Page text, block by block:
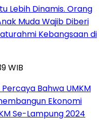
Lebih Dinamis. Orang
Muda Wajib Diberi
Kebangsaan di
WIB
Bahwa UMKM
Ekonomi
Se-Lampung 2024